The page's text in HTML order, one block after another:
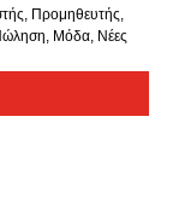
Προμηθευτής,
Μόδα, Νέες